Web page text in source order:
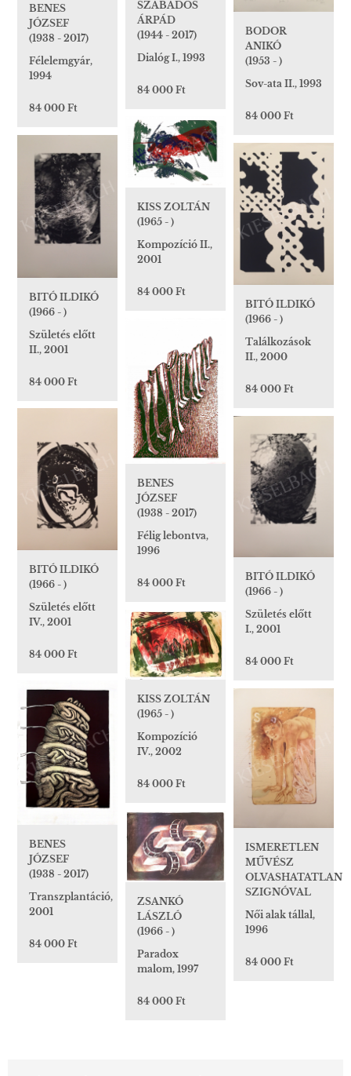
BENES
JÓZSEF
(1938 - 2017)
Félelemgyár,
1994
84 000 Ft
BODOR
ANIKÓ
(1953 - )
Sov-ata II., 1993
84 000 Ft
SZABADOS
ÁRPÁD
(1944 - 2017)
Dialóg I., 1993
84 000 Ft
KISS ZOLTÁN
(1965 - )
Kompozíció II.,
2001
84 000 Ft
BITÓ ILDIKÓ
(1966 - )
Születés előtt
II., 2001
84 000 Ft
BITÓ ILDIKÓ
(1966 - )
Találkozások
II., 2000
84 000 Ft
BENES
JÓZSEF
(1938 - 2017)
Félig lebontva,
1996
84 000 Ft
BITÓ ILDIKÓ
(1966 - )
Születés előtt
IV., 2001
84 000 Ft
BITÓ ILDIKÓ
(1966 - )
Születés előtt
I., 2001
84 000 Ft
KISS ZOLTÁN
(1965 - )
Kompozíció
IV., 2002
84 000 Ft
BENES
JÓZSEF
(1938 - 2017)
Transzplantáció,
2001
84 000 Ft
ISMERETLEN
MŰVÉSZ
OLVASHATATLAN
SZIGNÓVAL
Női alak tállal,
1996
84 000 Ft
ZSANKÓ
LÁSZLÓ
(1966 - )
Paradox
malom, 1997
84 000 Ft